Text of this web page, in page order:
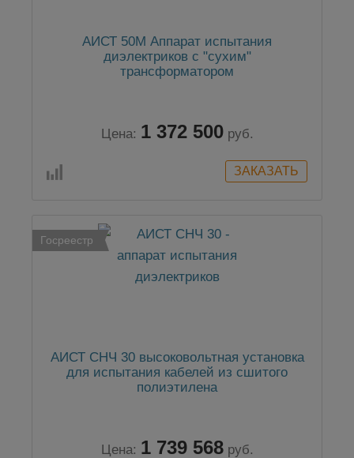
АИСТ 50М Аппарат испытания
диэлектриков с "сухим"
трансформатором
Цена: 1 372 500 руб.
Госреестр
АИСТ СНЧ 30 высоковольтная установка
для испытания кабелей из сшитого
полиэтилена
Цена: 1 739 568 руб.